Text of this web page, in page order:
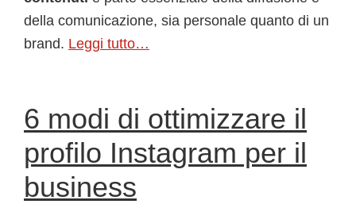
della comunicazione, sia personale quanto di un
brand. Leggi tutto…
6 modi di ottimizzare il
profilo Instagram per il
business